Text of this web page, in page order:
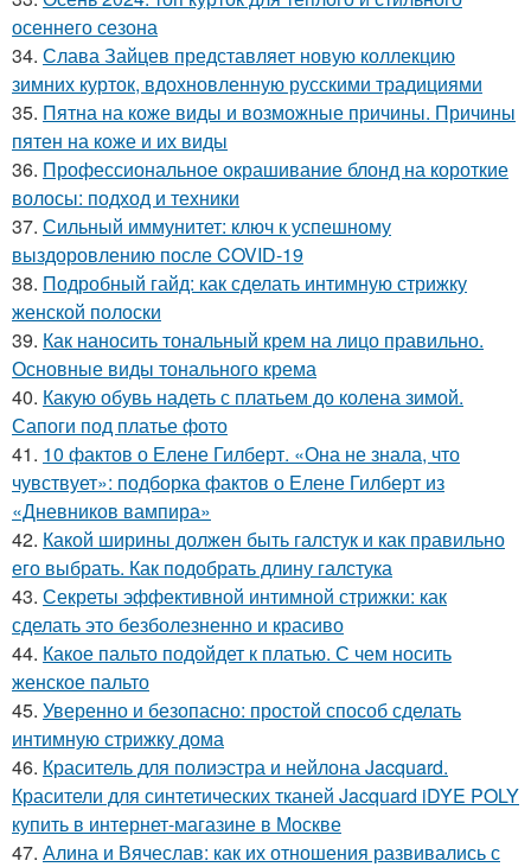
осеннего сезона
34. Слава Зайцев представляет новую коллекцию
зимних курток, вдохновленную русскими традициями
35. Пятна на коже виды и возможные причины. Причины
пятен на коже и их виды
36. Профессиональное окрашивание блонд на короткие
волосы: подход и техники
37. Сильный иммунитет: ключ к успешному
выздоровлению после COVID-19
38. Подробный гайд: как сделать интимную стрижку
женской полоски
39. Как наносить тональный крем на лицо правильно.
Основные виды тонального крема
40. Какую обувь надеть с платьем до колена зимой.
Сапоги под платье фото
41. 10 фактов о Елене Гилберт. «Она не знала, что
чувствует»: подборка фактов о Елене Гилберт из
«Дневников вампира»
42. Какой ширины должен быть галстук и как правильно
его выбрать. Как подобрать длину галстука
43. Секреты эффективной интимной стрижки: как
сделать это безболезненно и красиво
44. Какое пальто подойдет к платью. С чем носить
женское пальто
45. Уверенно и безопасно: простой способ сделать
интимную стрижку дома
46. Краситель для полиэстра и нейлона Jacquard.
Красители для синтетических тканей Jacquard iDYE POLY
купить в интернет-магазине в Москве
47. Алина и Вячеслав: как их отношения развивались с